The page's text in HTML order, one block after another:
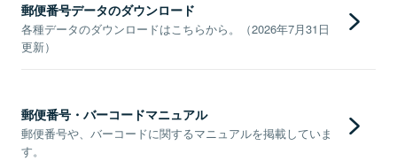
郵便番号データのダウンロード
各種データのダウンロードはこちらから。（2026年7月31日
更新）
郵便番号・バーコードマニュアル
郵便番号や、バーコードに関するマニュアルを掲載していま
す。